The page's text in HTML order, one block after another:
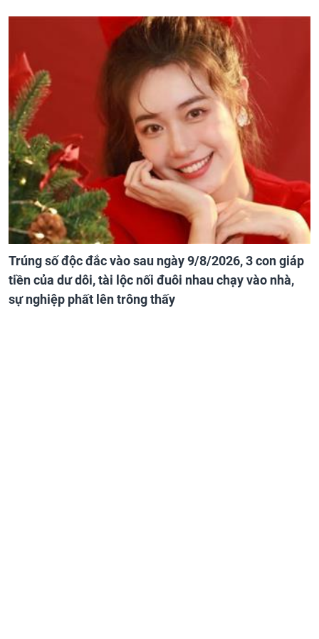
Trúng số độc đắc vào sau ngày 9/8/2026, 3 con giáp
tiền của dư dôi, tài lộc nối đuôi nhau chạy vào nhà,
sự nghiệp phất lên trông thấy